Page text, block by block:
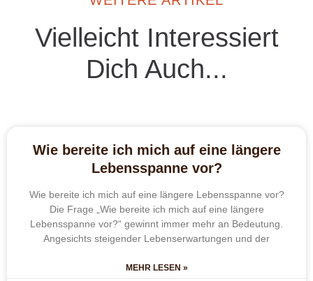
Vielleicht Interessiert
Dich Auch...
Wie bereite ich mich auf eine längere
Lebensspanne vor?
Wie bereite ich mich auf eine längere Lebensspanne vor?
Die Frage „Wie bereite ich mich auf eine längere
Lebensspanne vor?“ gewinnt immer mehr an Bedeutung.
Angesichts steigender Lebenserwartungen und der
MEHR LESEN »